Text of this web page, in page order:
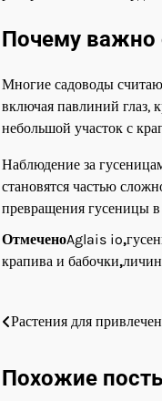
Почему важно
Многие садоводы
включая павлиний глаз,
небольшой участок с
Наблюдение за
становятся частью
превращения гусеницы в
ОтмеченоAglais io,
крапива и бабочки,
Навигация
записям
Растения для
Похожие